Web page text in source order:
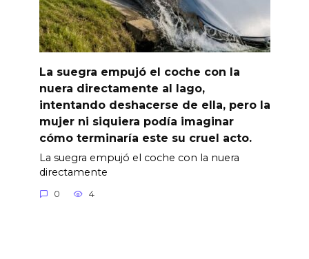
La suegra empujó el coche con la
nuera directamente al lago,
intentando deshacerse de ella, pero la
mujer ni siquiera podía imaginar
cómo terminaría este su cruel acto.
La suegra empujó el coche con la nuera
directamente
0 4